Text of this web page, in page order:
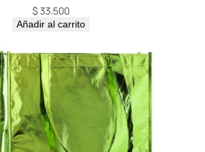
$33.500
Añadir al carrito